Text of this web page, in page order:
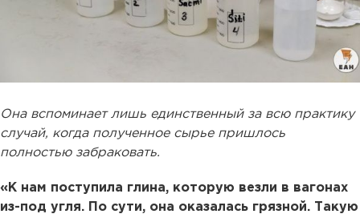
Она вспоминает лишь единственный за всю практику
случай, когда полученное сырье пришлось
полностью забраковать.
«К нам поступила глина, которую везли в вагонах
из-под угля. По сути, она оказалась грязной. Такую